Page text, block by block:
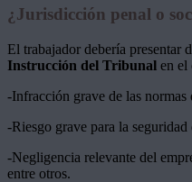
¿Jurisdicción penal o
El trabajador debería presentar
Instrucción del Tribunal en el
-Infracción grave de las normas
-Riesgo grave para la seguridad
-Negligencia relevante del
entre otros.